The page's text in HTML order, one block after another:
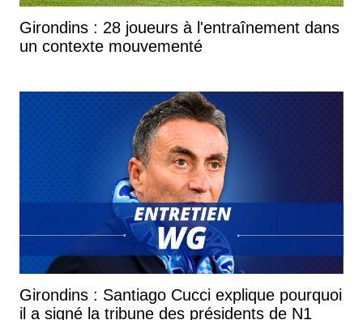
Girondins : 28 joueurs à l'entraînement dans
un contexte mouvementé
Girondins : Santiago Cucci explique pourquoi
il a signé la tribune des présidents de N1